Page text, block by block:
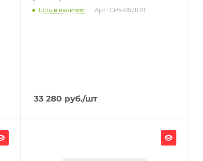
Есть в наличии Арт.: GP5-052839
33 280 руб./шт